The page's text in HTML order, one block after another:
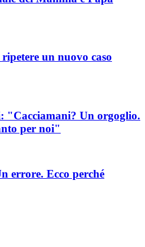
un nuovo caso
"Cacciamani? Un orgoglio.
per noi"
errore. Ecco perché